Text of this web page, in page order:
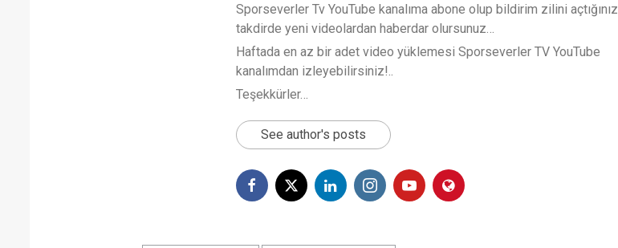
Sporseverler Tv YouTube kanalıma abone olup bildirim zilini açtığınız
takdirde yeni videolardan haberdar olursunuz…
Haftada en az bir adet video yüklemesi Sporseverler TV YouTube
kanalımdan izleyebilirsiniz!..
Teşekkürler…
See author's posts